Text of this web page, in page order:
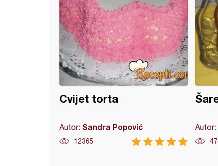
Cvijet torta
Autor: Sandra Popović
12365
Autor: